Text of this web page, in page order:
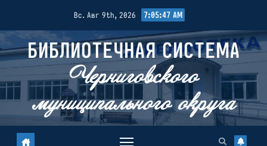
Вс. Авг 9th, 2026 7:05:47 AM
БИБЛИОТЕЧНАЯ СИСТЕМА
Черниговского
муниципального округа